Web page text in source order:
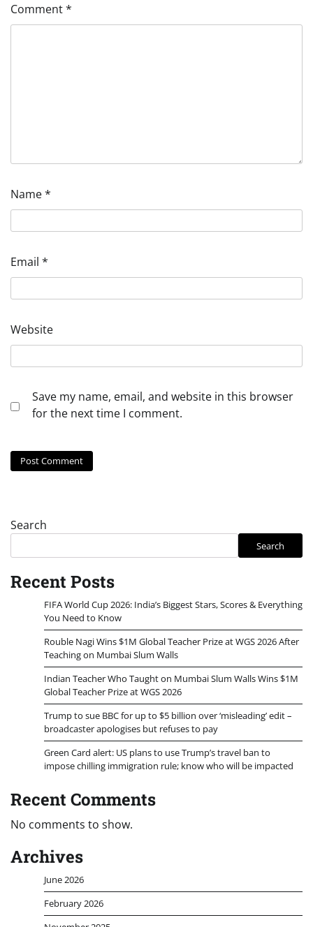
Comment*
Name*
Email *
Website
Save my name, email, and website in this browser
for the next time I comment.
Search
Search
Recent Posts
FIFA World Cup 2026: India’s Biggest Stars, Scores & Everything
You Need to Know
Rouble Nagi Wins $1M Global Teacher Prize at WGS 2026 After
Teaching on Mumbai Slum Walls
Indian Teacher Who Taught on Mumbai Slum Walls Wins $1M
Global Teacher Prize at WGS 2026
Trump to sue BBC for up to $5 billion over ‘misleading’ edit –
broadcaster apologises but refuses to pay
Green Card alert: US plans to use Trump’s travel ban to
impose chilling immigration rule; know who will be impacted
Recent Comments
No comments to show.
Archives
June 2026
February 2026